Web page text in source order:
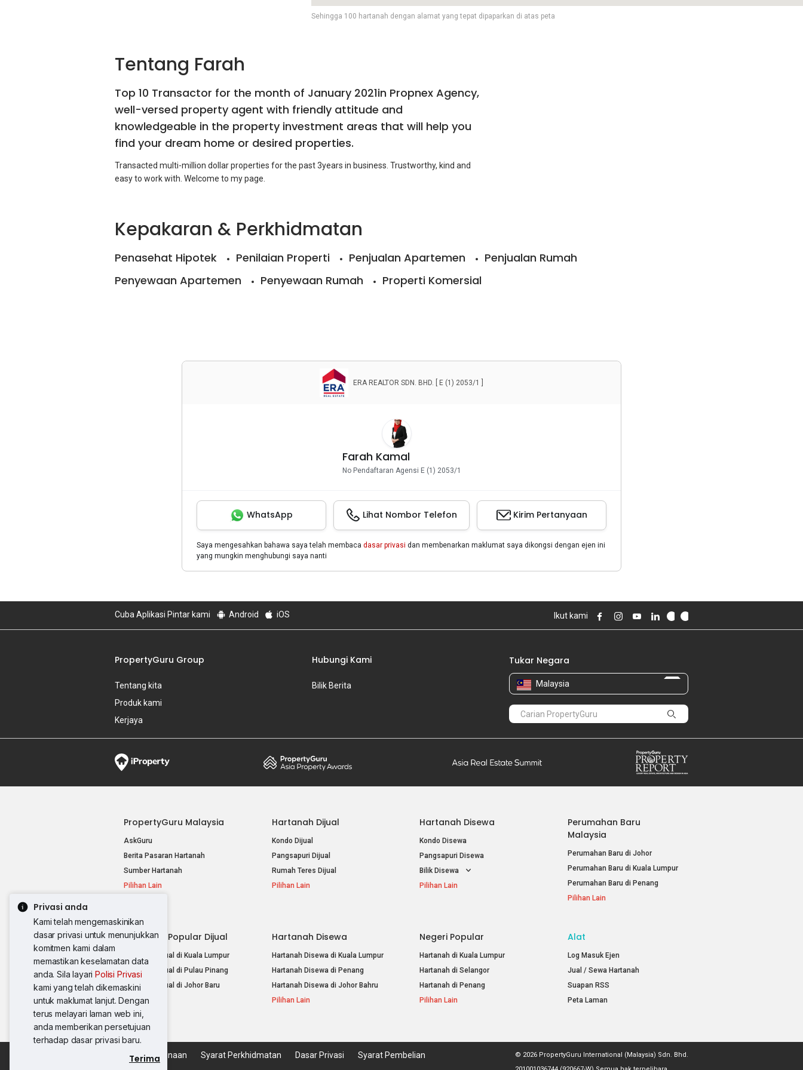
Privasi anda
Kami telah mengemaskinikan
dasar privasi untuk menunjukkan
komitmen kami dalam
memastikan keselamatan data
anda. Sila layariPolisi Privasi
kami yang telah dikemaskini
untuk maklumat lanjut. Dengan
terus melayari laman web ini,
anda memberikan persetujuan
terhadap dasar privasi baru.
Terima
Sehingga 100 hartanah dengan alamat yang tepat dipaparkan di atas peta
Tentang Farah
Top 10 Transactor for the month of January 2021in Propnex Agency,
well-versed property agent with friendly attitude and
knowledgeable in the property investment areas that will help you
find your dream home or desired properties.
Transacted multi-million dollar properties for the past 3years in business. Trustworthy, kind and
Kepakaran & Perkhidmatan
Penasehat Hipotek Penilaian Properti Penjualan Apartemen
Penjualan Rumah
Penyewaan Apartemen
Penyewaan Rumah Properti Komersial
ERA REALTOR SDN. BHD. [ E (1) 2053/1 ]
Farah Kamal
No Pendaftaran Agensi E (1) 2053/1
WhatsApp Lihat Nombor Telefon Kirim Pertanyaan
Saya mengesahkan bahawa saya telah membaca dasar privasi dan membenarkan maklumat saya dikongsi dengan ejen ini
yang mungkin menghubungi saya nanti
Cuba Aplikasi Pintar kami Android iOS Ikut kami
PropertyGuru Group
Tentang kita
Produk kami
Kerjaya
Hubungi Kami
Bilik Berita
Tukar Negara
Malaysia
PropertyGuru Malaysia
AskGuru
Berita Pasaran Hartanah
Sumber Hartanah
Pilihan Lain
Hartanah Dijual
Kondo Dijual
Pangsapuri Dijual
Rumah Teres Dijual
Pilihan Lain
Hartanah Disewa
Kondo Disewa
Pangsapuri Disewa
Bilik Disewa
Pilihan Lain
Perumahan Baru
Malaysia
Perumahan Baru di Johor
Perumahan Baru di Kuala Lumpur
Perumahan Baru di Penang
Pilihan Lain
Hartanah Popular Dijual
Hartanah Dijual di Kuala Lumpur
Hartanah Dijual di Pulau Pinang
Hartanah Dijual di Johor Baru
Pilihan Lain
Hartanah Disewa
Hartanah Disewa di Kuala Lumpur
Hartanah Disewa di Penang
Hartanah Disewa di Johor Bahru
Pilihan Lain
Negeri Popular
Hartanah di Kuala Lumpur
Hartanah di Selangor
Hartanah di Penang
Pilihan Lain
Alat
Log Masuk Ejen
Jual / Sewa Hartanah
Suapan RSS
Peta Laman
Dasar Penggunaan Syarat Perkhidmatan Dasar Privasi Syarat Pembelian
© 2026 PropertyGuru International (Malaysia) Sdn. Bhd.